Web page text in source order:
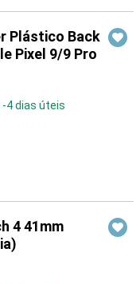
Plástico Back
Pixel 9/9 Pro
4 dias úteis
4 41mm